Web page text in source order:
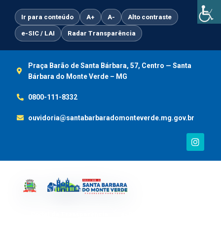
conteúdo
Ir para conteúdo A+ A- Alto contraste
e-SIC / LAI Radar Transparência
Praça Barão de Santa Bárbara, 57, Centro — Santa
Bárbara do Monte Verde – MG
0800-111-8332
ouvidoria@santabarbaradomonteverde.mg.gov.br
I
n
t